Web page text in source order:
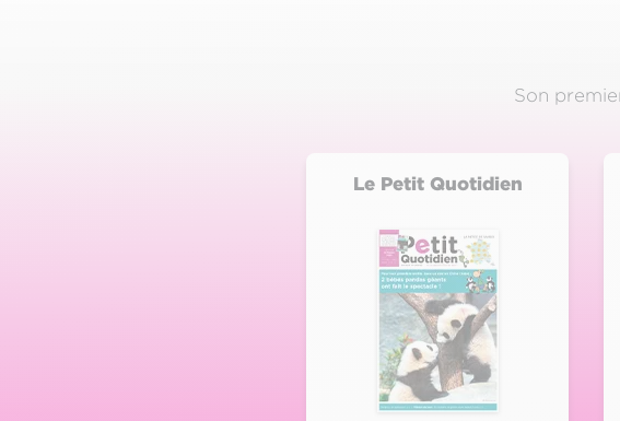
Son
Le Petit Quotidien